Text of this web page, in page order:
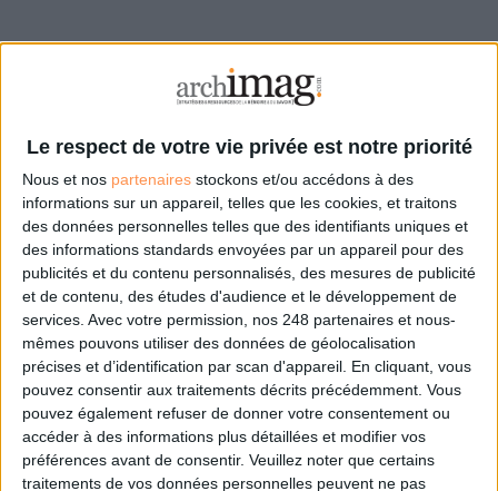
Le respect de votre vie privée est notre priorité
Nous et nos partenaires stockons et/ou accédons à des
informations sur un appareil, telles que les cookies, et traitons
des données personnelles telles que des identifiants uniques et
des informations standards envoyées par un appareil pour des
publicités et du contenu personnalisés, des mesures de publicité
et de contenu, des études d'audience et le développement de
services. Avec votre permission, nos 248 partenaires et nous-
mêmes pouvons utiliser des données de géolocalisation
précises et d’identification par scan d'appareil. En cliquant, vous
pouvez consentir aux traitements décrits précédemment. Vous
pouvez également refuser de donner votre consentement ou
accéder à des informations plus détaillées et modifier vos
préférences avant de consentir. Veuillez noter que certains
traitements de vos données personnelles peuvent ne pas
À LIRE SUR ARCHIMAG
Konica Minolta reprend les fonds de commerce
d’OpenBee et de Doxense
La maturité numérique des entreprises françaises
laisse à désirer